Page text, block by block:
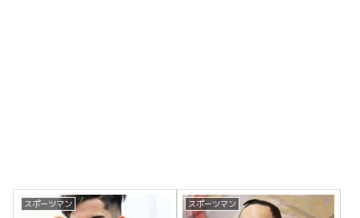
スポーツマン スポーツマン